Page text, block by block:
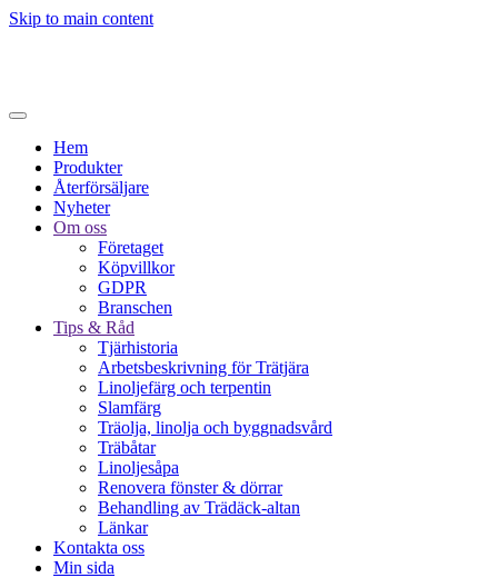
Skip to main content
Hem
Produkter
Återförsäljare
Nyheter
Om oss
Företaget
Köpvillkor
GDPR
Branschen
Tips & Råd
Tjärhistoria
Arbetsbeskrivning för Trätjära
Linoljefärg och terpentin
Slamfärg
Träolja, linolja och byggnadsvård
Träbåtar
Linoljesåpa
Renovera fönster & dörrar
Behandling av Trädäck-altan
Länkar
Kontakta oss
Min sida